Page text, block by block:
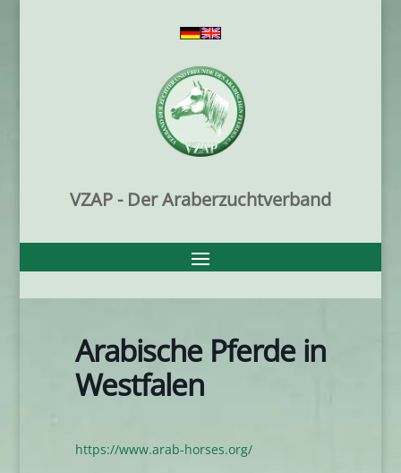
VZAP - Der Araberzuchtverband
Arabische Pferde in
Westfalen
https://www.arab-horses.org/